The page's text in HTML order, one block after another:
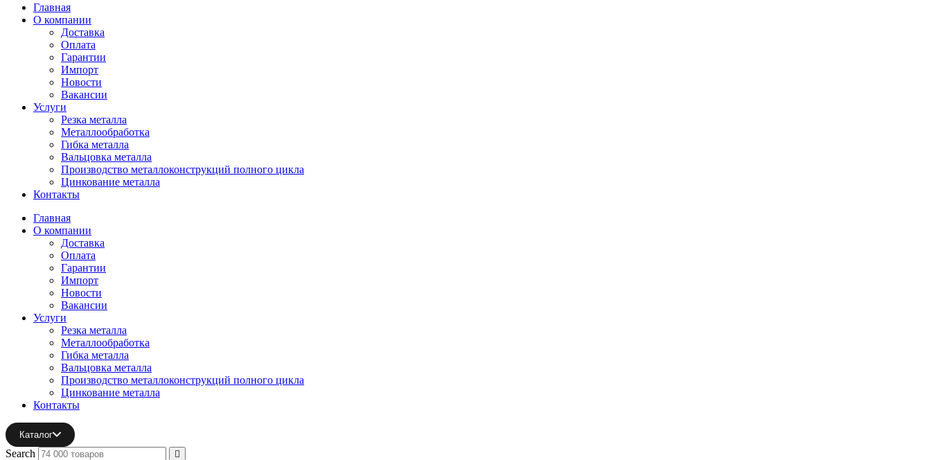
Главная
О компании
Доставка
Оплата
Гарантии
Импорт
Новости
Вакансии
Услуги
Резка металла
Металлообработка
Гибка металла
Вальцовка металла
Производство металлоконструкций полного цикла
Цинкование металла
Контакты
Главная
О компании
Доставка
Оплата
Гарантии
Импорт
Новости
Вакансии
Услуги
Резка металла
Металлообработка
Гибка металла
Вальцовка металла
Производство металлоконструкций полного цикла
Цинкование металла
Контакты
Каталог
Search